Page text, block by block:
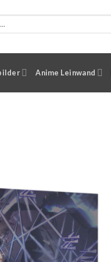
Anime Leinwand